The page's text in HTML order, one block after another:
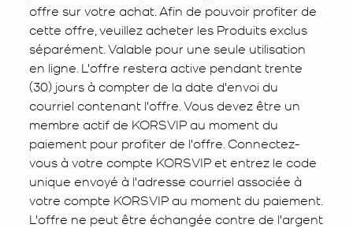
offre sur votre achat. Afin de pouvoir profiter de
cette offre, veuillez acheter les Produits exclus
séparément. Valable pour une seule utilisation
en ligne. L'offre restera active pendant trente
(30) jours à compter de la date d'envoi du
courriel contenant l'offre. Vous devez être un
membre actif de KORSVIP au moment du
paiement pour profiter de l'offre. Connectez-
vous à votre compte KORSVIP et entrez le code
unique envoyé à l'adresse courriel associée à
votre compte KORSVIP au moment du paiement.
L'offre ne peut être échangée contre de l'argent